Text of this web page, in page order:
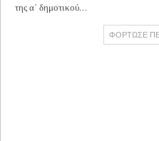
της α΄ δημοτικού…
ΦΌΡΤΩΣΕ